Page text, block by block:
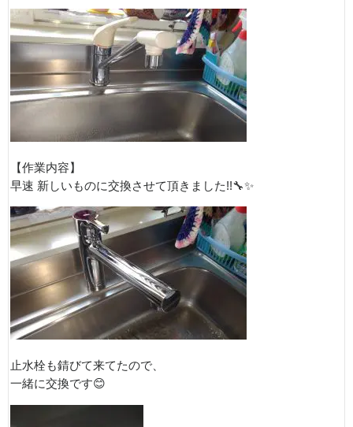
【作業内容】
早速 新しいものに交換させて頂きました!!🔧✨
止水栓も錆びて来てたので、
一緒に交換です😊